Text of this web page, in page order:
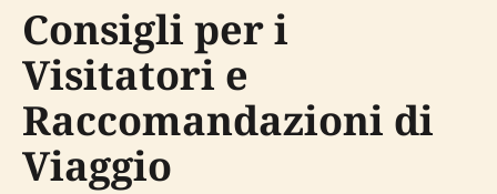
Consigli per i
Visitatori e
Raccomandazioni di
Viaggio